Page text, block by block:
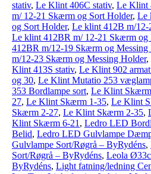
stativ, Le Klint 406C stativ, Le Klint
m/ 12-21 Skærm og Sort Holder, Le
og Sort Holder, Le klint 412B m/
Le klint 412BR m/ 12-21 Skærm og
412BR m/12-19 Skærm og Messing
m/12-23 Skærm og Messing Holder,
Klint 413S stativ, Le Klint 902
og 30, Le Klint Mutatio 253
353 Bordlampe sort, Le Klint
27, Le Klint Skærm 1-35, Le Klint
Skærm 2-27, Le Klint Skærm 2-35,
Klint Skærm 6-21 , Ledro LED
Belid, Ledro LED Gulvlampe
Gulvlampe Sort/Røgrå – ByRydéns,
Sort/Røgrå – ByRydéns, Leola
ByRydéns, Light fatning/ledning